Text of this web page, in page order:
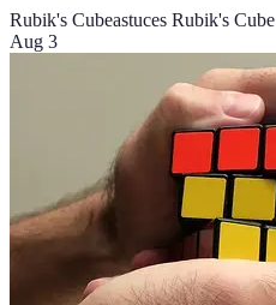
Rubik's Cubeastuces Rubik's Cube
Aug 3